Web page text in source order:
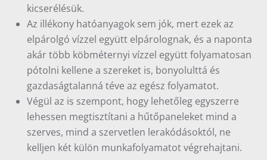
kicserélésük.
Az illékony hatóanyagok sem jók, mert ezek az
elpárolgó vízzel együtt elpárolognak, és a naponta
akár több köbméternyi vízzel együtt folyamatosan
pótolni kellene a szereket is, bonyolulttá és
gazdaságtalanná téve az egész folyamatot.
Végül az is szempont, hogy lehetőleg egyszerre
lehessen megtisztítani a hűtőpaneleket mind a
szerves, mind a szervetlen lerakódásoktól, ne
kelljen két külön munkafolyamatot végrehajtani.